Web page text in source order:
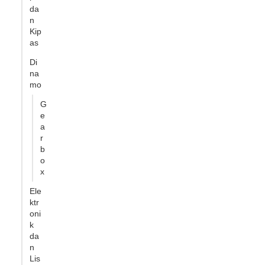
da
n
Kip
as
Di
na
mo
G
e
a
r
b
o
x
Ele
ktr
oni
k
da
n
Lis